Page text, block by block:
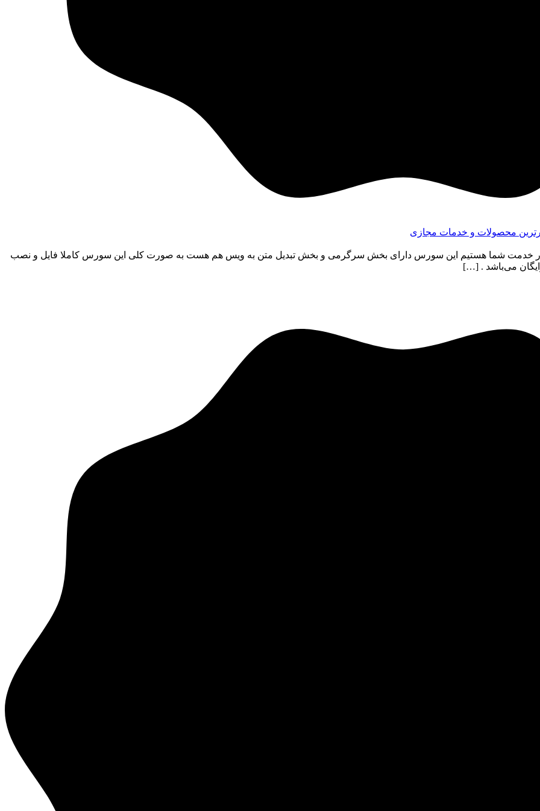
خدمت شما هستیم این سورس دارای بخش سرگرمی و بخش تبدیل متن به ویس هم هست به صورت کلی این سورس کاملا فایل و نصب
می‌باشد . […]